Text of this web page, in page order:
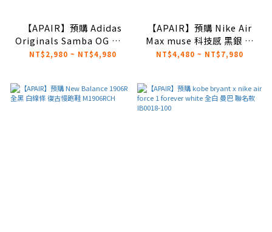
【APAIR】預購 Adidas
Originals Samba OG 白黑
蕾絲 小花 復古 德訓鞋
NT$2,980 ~ NT$4,980
【APAIR】預購 Nike Air
Max muse 科技感 黑銀 男
女鞋 FV1920-001
NT$4,480 ~ NT$7,980